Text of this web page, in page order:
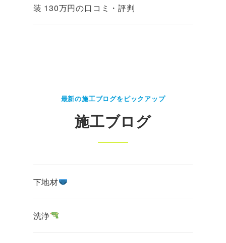
装 130万円の口コミ・評判
最新の施工ブログをピックアップ
施工ブログ
下地材
洗浄